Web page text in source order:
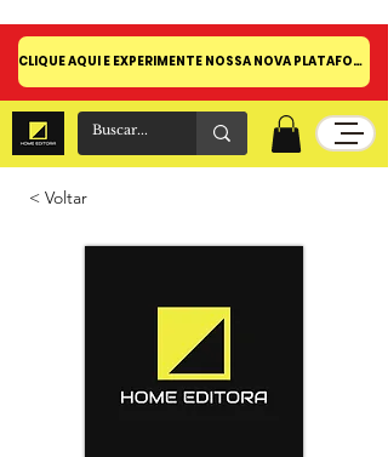
CLIQUE AQUI E EXPERIMENTE NOSSA NOVA PLATAFORMA!
< Voltar